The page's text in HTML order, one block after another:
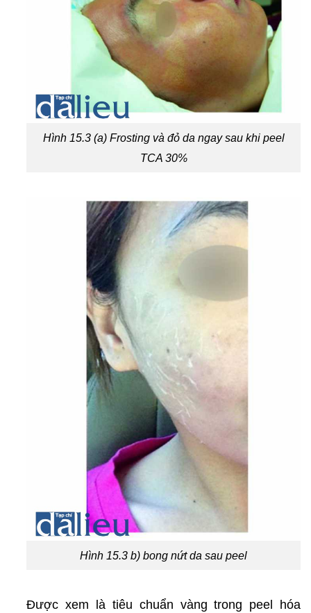
Hình 15.3 (a) Frosting và đỏ da ngay sau khi peel
TCA 30%
Hình 15.3 b) bong nứt da sau peel
Được xem là tiêu chuẩn vàng trong peel hóa